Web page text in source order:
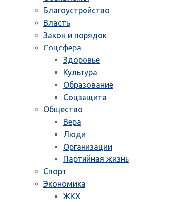
Благоустройство
Власть
Закон и порядок
Соцсфера
Здоровье
Культура
Образование
Соцзащита
Общество
Вера
Люди
Организации
Партийная жизнь
Спорт
Экономика
ЖКХ